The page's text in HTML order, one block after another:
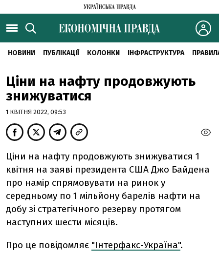
НОВИНИ ПУБЛІКАЦІЇ КОЛОНКИ ІНФРАСТРУКТУРА
Ціни на нафту продовжують
знижуватися
1 КВІТНЯ 2022, 09:53
Ціни на нафту продовжують знижуватися 1
квітня на заяві президента США Джо Байдена
про намір спрямовувати на ринок у
середньому по 1 мільйону барелів нафти на
добу зі стратегічного резерву протягом
наступних шести місяців.
Про це повідомляє "Інтерфакс-Україна".